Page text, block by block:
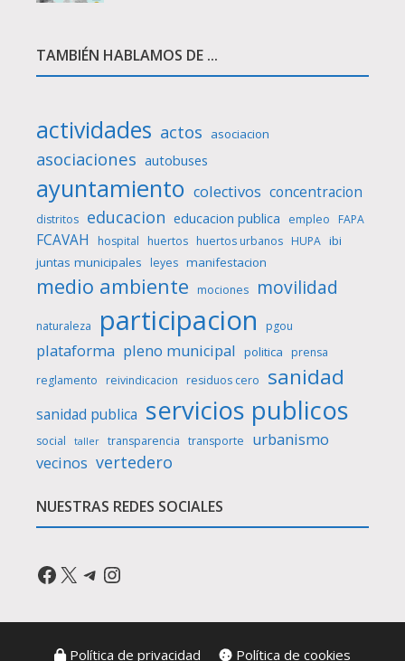
TAMBIÉN HABLAMOS DE ...
actividades actos asociacion
asociaciones autobuses
ayuntamiento colectivos concentracion
distritos educacion educacion publica empleo FAPA
FCAVAH hospital huertos huertos urbanos HUPA ibi
juntas municipales
leyes manifestacion
medio ambiente mociones movilidad
naturaleza participacion pgou
plataforma pleno municipal politica
prensa
reglamento
reivindicacion residuos cero sanidad
sanidad publica servicios publicos
social taller transparencia transporte
urbanismo
vecinos vertedero
NUESTRAS REDES SOCIALES
Facebook
X Telegram
Instagram
Política de privacidad Política de cookies